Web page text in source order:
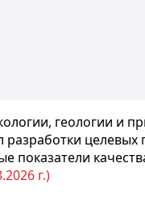
геологии и
показатели
г.)